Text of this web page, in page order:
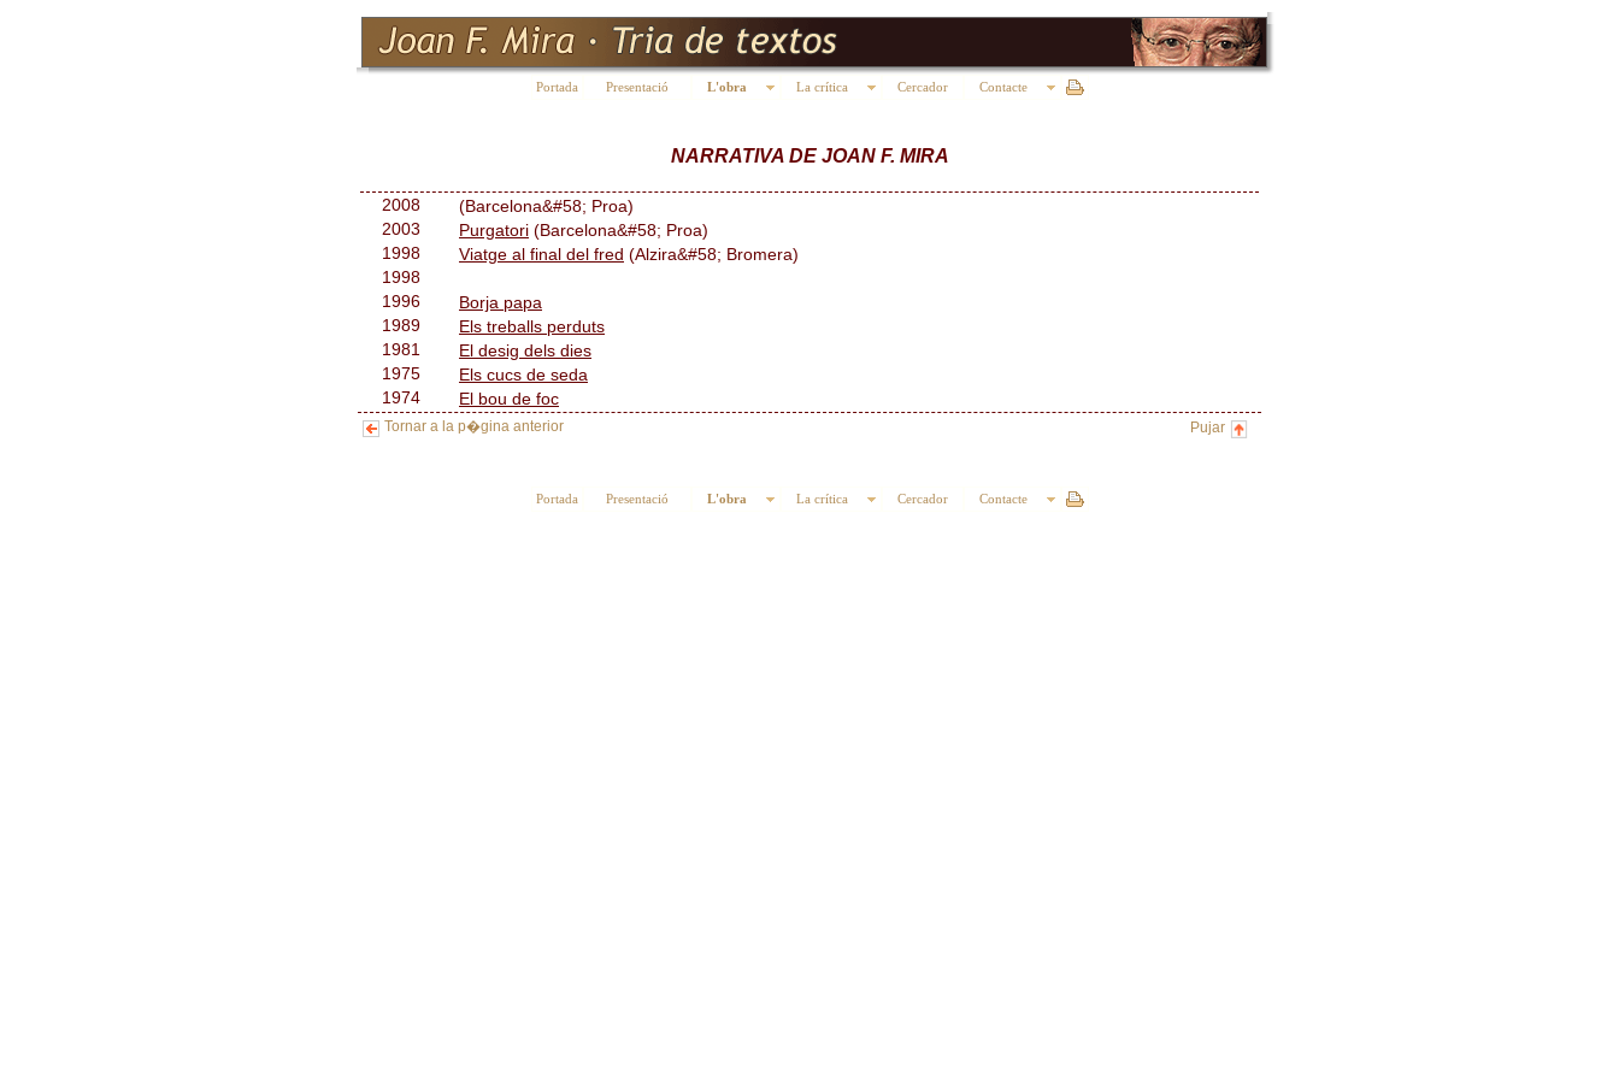
Portada Presentació L'obra La crítica Cercador Contacte
NARRATIVA DE JOAN F. MIRA
2008
(Barcelona&#58; Proa)
2003
Purgatori (Barcelona&#58; Proa)
1998
Viatge al final del fred (Alzira&#58; Bromera)
1998
1996
Borja papa
1989
Els treballs perduts
1981
El desig dels dies
1975
Els cucs de seda
1974
El bou de foc
Tornar a la p�gina anterior Pujar
Portada Presentació L'obra La crítica Cercador Contacte